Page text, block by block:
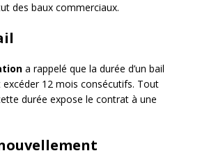
des baux commerciaux.
a rappelé que la durée d’un bail
12 mois consécutifs. Tout
durée expose le contrat à une